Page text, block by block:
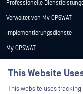
Professionelle
Verwaltet von My OPSWAT
Implementierungsdienste
My OPSWAT
Ausbildung
This Website
This website uses